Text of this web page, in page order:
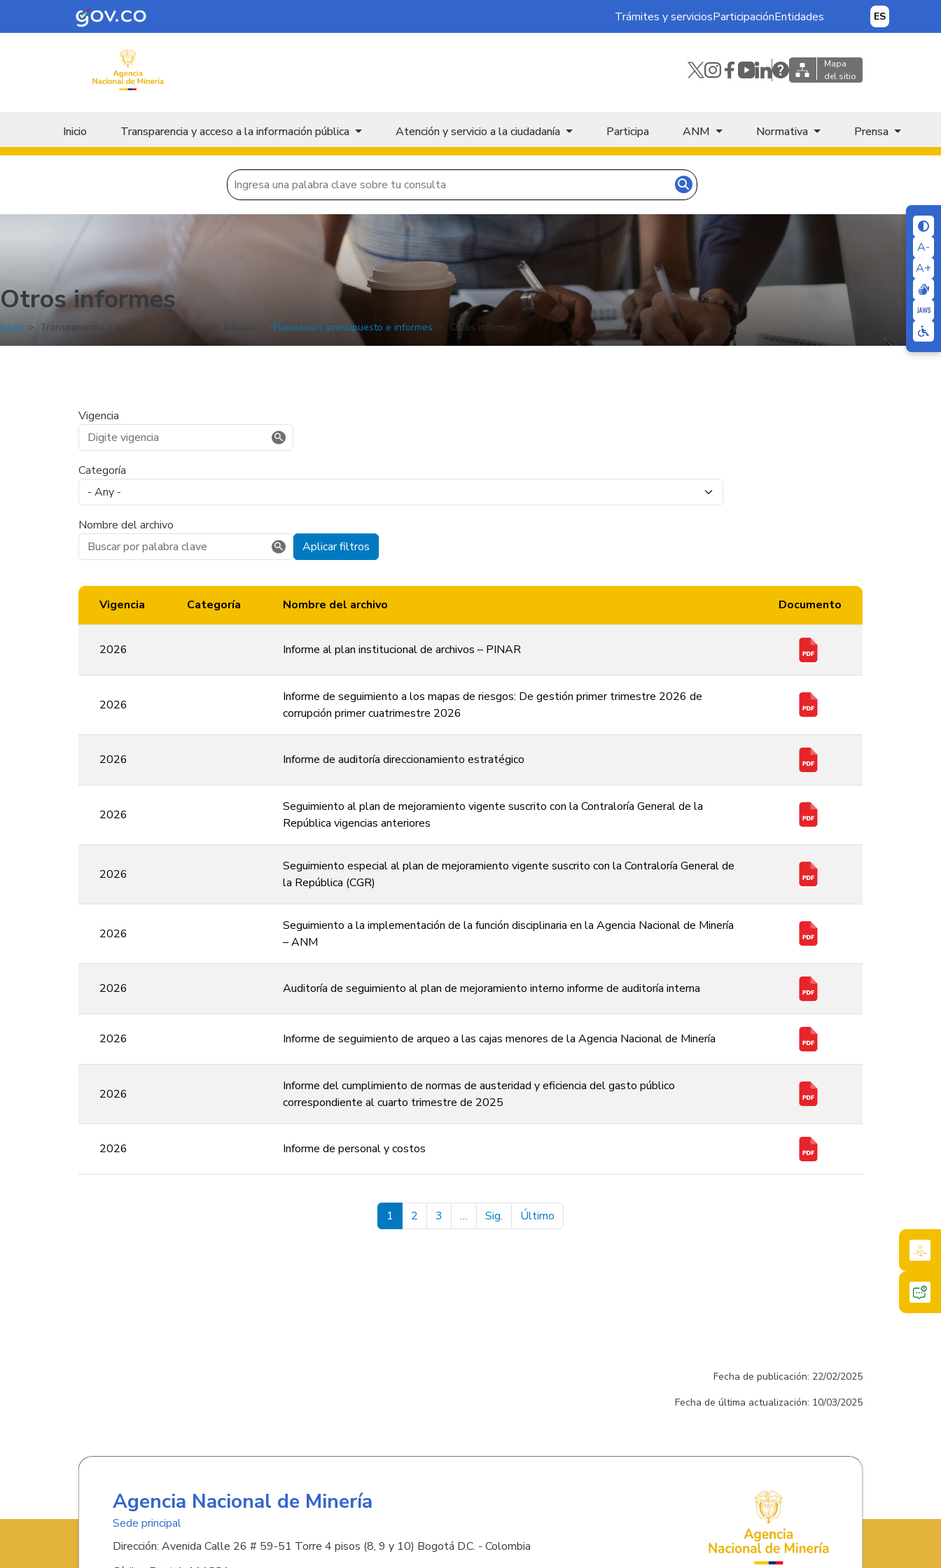
Skip to main content
A-
A+
Trámites y serviciosParticipaciónEntidades ES
Mapa
del sitio
Menu principal
Inicio Transparencia y acceso a la información pública Atención y servicio a la ciudadanía Participa ANM Normativa Prensa
Otros informes
Inicio Transparencia y acceso a la información pública Planeación, presupuesto e informes Otros informes
Vigencia
Categoría
Nombre del archivo
Aplicar filtros
Vigencia Categoría Nombre del archivo Documento
2026 Informe al plan institucional de archivos – PINAR
2026
Informe de seguimiento a los mapas de riesgos: De gestión primer trimestre 2026 de
corrupción primer cuatrimestre 2026
2026 Informe de auditoría direccionamiento estratégico
2026
Seguimiento al plan de mejoramiento vigente suscrito con la Contraloría General de la
República vigencias anteriores
2026
Seguimiento especial al plan de mejoramiento vigente suscrito con la Contraloría General de
la República (CGR)
2026
Seguimiento a la implementación de la función disciplinaria en la Agencia Nacional de Minería
– ANM
2026 Auditoría de seguimiento al plan de mejoramiento interno informe de auditoría interna
2026 Informe de seguimiento de arqueo a las cajas menores de la Agencia Nacional de Minería
2026
Informe del cumplimiento de normas de austeridad y eficiencia del gasto público
correspondiente al cuarto trimestre de 2025
2026 Informe de personal y costos
Pagination
1 2 3 … Sig. Next page
Último
Fecha de publicación: 22/02/2025
Fecha de última actualización: 10/03/2025
Agencia Nacional de Minería
Sede principal
Dirección: Avenida Calle 26 # 59-51 Torre 4 pisos (8, 9 y 10) Bogotá D.C. - Colombia